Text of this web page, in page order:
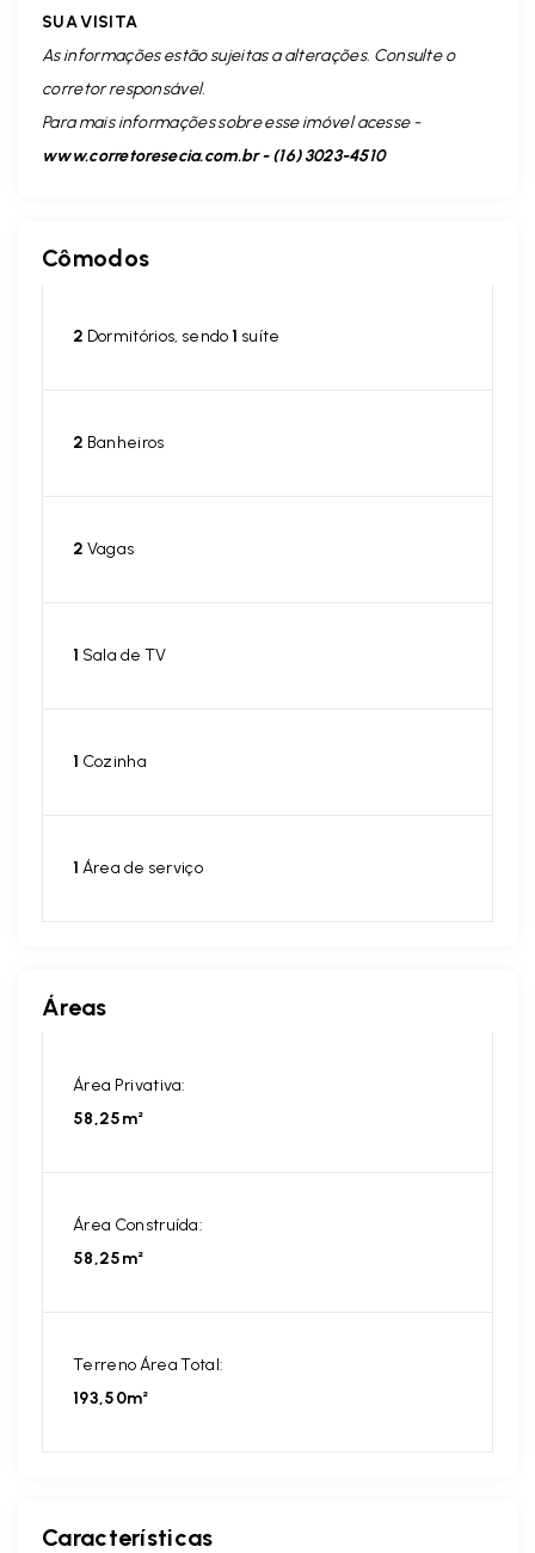
SUA VISITA
As informações estão sujeitas a alterações. Consulte o
corretor responsável.
Para mais informações sobre esse imóvel acesse -
www.corretoresecia.com.br - (16) 3023-4510
Cômodos
2 Dormitórios, sendo1 suíte
2 Banheiros
2 Vagas
1 Sala de TV
1 Cozinha
1 Área de serviço
Áreas
Área Privativa:
58,25m²
Área Construída:
58,25m²
Terreno Área Total:
193,50m²
Características